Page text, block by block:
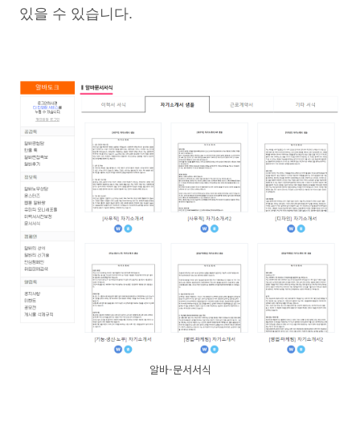
있을 수 있습니다.
알바-문서서식